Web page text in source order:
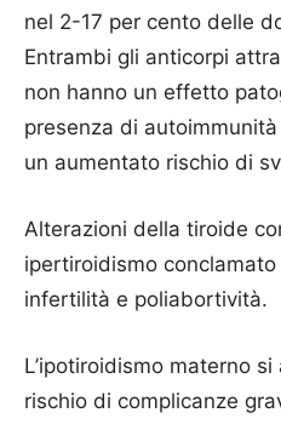
nel 2-17 per cento delle
Entrambi gli anticorpi
non hanno un effetto
presenza di
un aumentato rischio di
Alterazioni della tiroide
ipertiroidismo
infertilità e poliabortività.
L’ipotiroidismo materno
rischio di complicanze